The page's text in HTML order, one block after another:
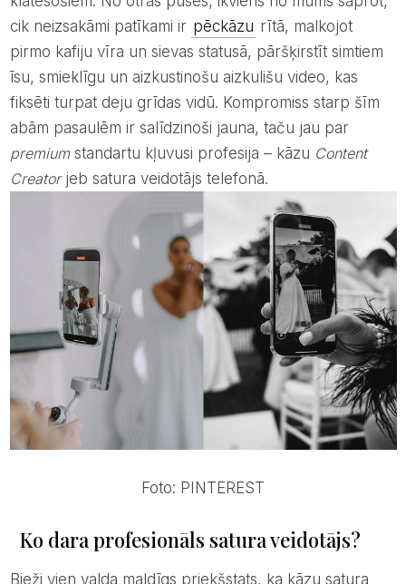
cik neizsakāmi patīkami ir pēckāzu rītā, malkojot
pirmo kafiju vīra un sievas statusā, pāršķirstīt simtiem
īsu, smieklīgu un aizkustinošu aizkulišu video, kas
fiksēti turpat deju grīdas vidū. Kompromiss starp šīm
abām pasaulēm ir salīdzinoši jauna, taču jau par
premiumstandartu kļuvusi profesija – kāzu Content
Creatorjeb satura veidotājs telefonā.
Foto: PINTEREST
Ko dara profesionāls satura veidotājs?
Bieži vien valda maldīgs priekšstats, ka kāzu satura